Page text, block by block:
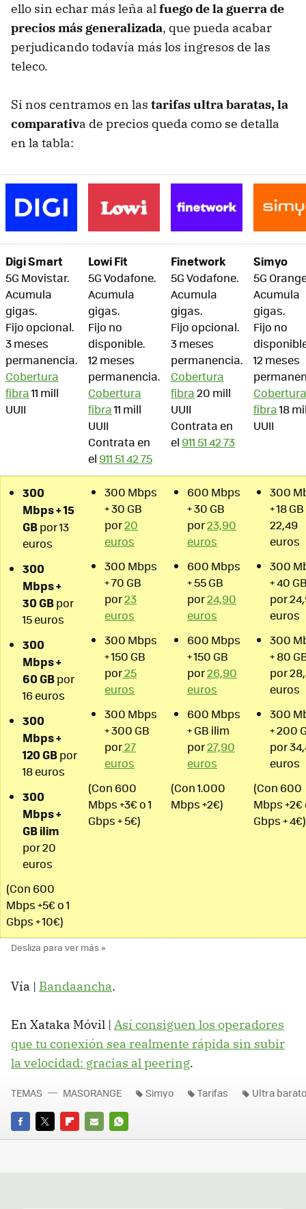
ello sin echar más leña alfuego de la guerra de
precios más generalizada, que pueda acabar
perjudicando todavía más los ingresos de las
teleco.
Si nos centramos en las tarifas ultra baratas, la
comparativa de precios queda como se detalla
en la tabla:
Digi Smart
5G Movistar.
Acumula
gigas.
Fijo opcional.
3 meses
permanencia.
Cobertura
fibra11 mill
UUII
Lowi Fit
5G Vodafone.
Acumula
gigas.
Fijo no
disponible.
12 meses
permanencia.
Cobertura
fibra11 mill
UUII
Contrata en
el 911 51 42 75
Finetwork
5G Vodafone.
Acumula
gigas.
Fijo opcional.
3 meses
permanencia.
Cobertura
fibra20 mill
UUII
Contrata en
el 911 51 42 73
Simyo
5G
Acumula
gigas.
Fijo no
12 meses
Cobertura
fibra18
UUII
300
Mbps + 15
GBpor 13
euros
300
Mbps +
30 GBpor
15 euros
300
Mbps +
60 GBpor
16 euros
300
Mbps +
120 GBpor
18 euros
300
Mbps +
GB ilim
por 20
euros
(Con 600
Mbps +5€ o 1
Gbps + 10€)
300 Mbps
+ 30 GB
por20
euros
300 Mbps
+ 70 GB
por23
euros
300 Mbps
+ 150 GB
por25
euros
300 Mbps
+ 300 GB
por27
euros
(Con 600
Mbps +3€ o 1
Gbps + 5€)
600 Mbps
+ 30 GB
por23,90
euros
600 Mbps
+ 55 GB
por24,90
euros
600 Mbps
+ 150 GB
por26,90
euros
600 Mbps
+ GB ilim
por27,90
euros
(Con 1.000
Mbps +2€)
300
+ 18
22,49
euros
300
+ 40
por
euros
300
+ 80
por
euros
300
+ 200
por
euros
(Con 600
Mbps +2€
Gbps + 4€)
Vía | Bandaancha.
En Xataka Móvil | Así consiguen los operadores
que tu conexión sea realmente rápida sin subir
la velocidad: gracias al peering.
FACEBOOK
TWITTERFLIPBOARD
E-
WHATSAPP
TEMAS MASORANGE Simyo Tarifas Ultra barato